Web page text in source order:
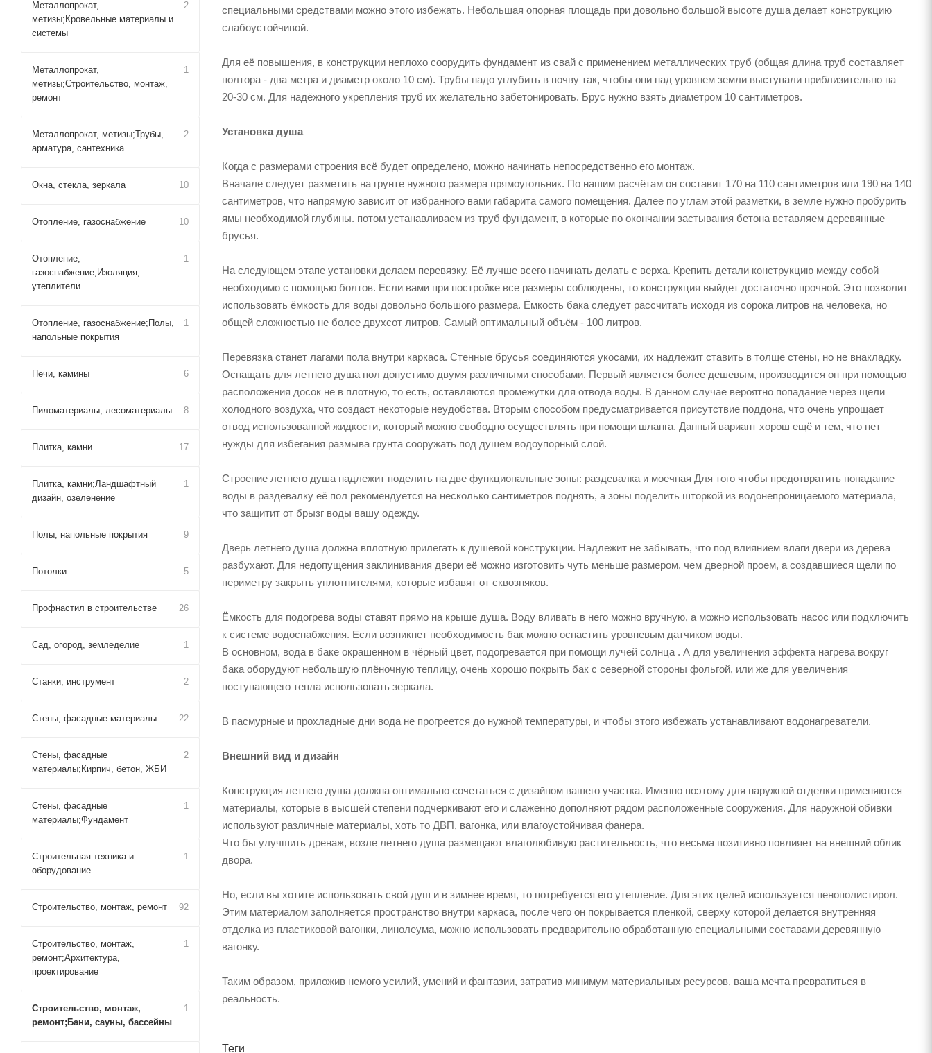
специальными средствами можно этого избежать. Небольшая опорная площадь при довольно большой высоте душа делает конструкцию
слабоустойчивой.
Для её повышения, в конструкции неплохо соорудить фундамент из свай с применением металлических труб (общая длина труб составляет
полтора - два метра и диаметр около 10 см). Трубы надо углубить в почву так, чтобы они над уровнем земли выступали приблизительно на
20-30 см. Для надёжного укрепления труб их желательно забетонировать. Брус нужно взять диаметром 10 сантиметров.
Установка душа
Когда с размерами строения всё будет определено, можно начинать непосредственно его монтаж.
Вначале следует разметить на грунте нужного размера прямоугольник. По нашим расчётам он составит 170 на 110 сантиметров или 190 на 140
сантиметров, что напрямую зависит от избранного вами габарита самого помещения. Далее по углам этой разметки, в земле нужно пробурить
ямы необходимой глубины. потом устанавливаем из труб фундамент, в которые по окончании застывания бетона вставляем деревянные
брусья.
На следующем этапе установки делаем перевязку. Её лучше всего начинать делать с верха. Крепить детали конструкцию между собой
необходимо с помощью болтов. Если вами при постройке все размеры соблюдены, то конструкция выйдет достаточно прочной. Это позволит
использовать ёмкость для воды довольно большого размера. Ёмкость бака следует рассчитать исходя из сорока литров на человека, но
общей сложностью не более двухсот литров. Самый оптимальный объём - 100 литров.
Перевязка станет лагами пола внутри каркаса. Стенные брусья соединяются укосами, их надлежит ставить в толще стены, но не внакладку.
Оснащать для летнего душа пол допустимо двумя различными способами. Первый является более дешевым, производится он при помощью
расположения досок не в плотную, то есть, оставляются промежутки для отвода воды. В данном случае вероятно попадание через щели
холодного воздуха, что создаст некоторые неудобства. Вторым способом предусматривается присутствие поддона, что очень упрощает
отвод использованной жидкости, который можно свободно осуществлять при помощи шланга. Данный вариант хорош ещё и тем, что нет
нужды для избегания размыва грунта сооружать под душем водоупорный слой.
Строение летнего душа надлежит поделить на две функциональные зоны: раздевалка и моечная Для того чтобы предотвратить попадание
воды в раздевалку её пол рекомендуется на несколько сантиметров поднять, а зоны поделить шторкой из водонепроницаемого материала,
что защитит от брызг воды вашу одежду.
Дверь летнего душа должна вплотную прилегать к душевой конструкции. Надлежит не забывать, что под влиянием влаги двери из дерева
разбухают. Для недопущения заклинивания двери её можно изготовить чуть меньше размером, чем дверной проем, а создавшиеся щели по
периметру закрыть уплотнителями, которые избавят от сквозняков.
Ёмкость для подогрева воды ставят прямо на крыше душа. Воду вливать в него можно вручную, а можно использовать насос или подключить
к системе водоснабжения. Если возникнет необходимость бак можно оснастить уровневым датчиком воды.
В основном, вода в баке окрашенном в чёрный цвет, подогревается при помощи лучей солнца . А для увеличения эффекта нагрева вокруг
бака оборудуют небольшую плёночную теплицу, очень хорошо покрыть бак с северной стороны фольгой, или же для увеличения
поступающего тепла использовать зеркала.
В пасмурные и прохладные дни вода не прогреется до нужной температуры, и чтобы этого избежать устанавливают водонагреватели.
Внешний вид и дизайн
Конструкция летнего душа должна оптимально сочетаться с дизайном вашего участка. Именно поэтому для наружной отделки применяются
материалы, которые в высшей степени подчеркивают его и слаженно дополняют рядом расположенные сооружения. Для наружной обивки
используют различные материалы, хоть то ДВП, вагонка, или влагоустойчивая фанера.
Что бы улучшить дренаж, возле летнего душа размещают влаголюбивую растительность, что весьма позитивно повлияет на внешний облик
двора.
Но, если вы хотите использовать свой душ и в зимнее время, то потребуется его утепление. Для этих целей используется пенополистирол.
Этим материалом заполняется пространство внутри каркаса, после чего он покрывается пленкой, сверху которой делается внутренняя
отделка из пластиковой вагонки, линолеума, можно использовать предварительно обработанную специальными составами деревянную
вагонку.
Таким образом, приложив немого усилий, умений и фантазии, затратив минимум материальных ресурсов, ваша мечта превратиться в
реальность.
Теги
Металлопрокат,
метизы;Кровельные материалы и
системы
2
Металлопрокат,
метизы;Строительство, монтаж,
ремонт
1
Металлопрокат, метизы;Трубы,
арматура, сантехника
2
Окна, стекла, зеркала 10
Отопление, газоснабжение 10
Отопление,
газоснабжение;Изоляция,
утеплители
1
Отопление, газоснабжение;Полы,
напольные покрытия
1
Печи, камины 6
Пиломатериалы, лесоматериалы 8
Плитка, камни 17
Плитка, камни;Ландшафтный
дизайн, озеленение
1
Полы, напольные покрытия 9
Потолки 5
Профнастил в строительстве 26
Сад, огород, земледелие 1
Станки, инструмент 2
Стены, фасадные материалы 22
Стены, фасадные
материалы;Кирпич, бетон, ЖБИ
2
Стены, фасадные
материалы;Фундамент
1
Строительная техника и
оборудование
1
Строительство, монтаж, ремонт 92
Строительство, монтаж,
ремонт;Архитектура,
проектирование
1
Строительство, монтаж,
ремонт;Бани, сауны, бассейны
1